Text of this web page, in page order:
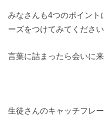
みなさんも4つのポイント
ーズをつけてみてくださ
言葉に詰まったら会いに
生徒さんのキャッチフレ